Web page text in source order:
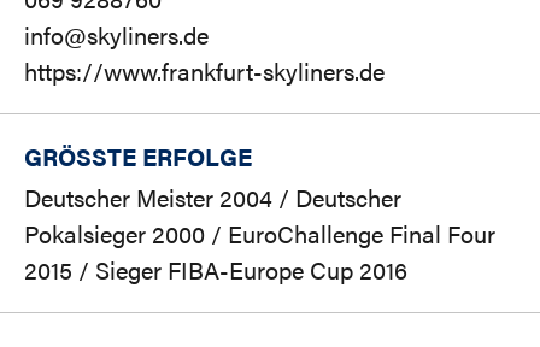
info@skyliners.de
https://www.frankfurt-skyliners.de
GRÖSSTE ERFOLGE
Deutscher Meister 2004 / Deutscher
Pokalsieger 2000 / EuroChallenge Final Four
2015 / Sieger FIBA-Europe Cup 2016